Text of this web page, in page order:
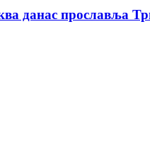
данас прославља